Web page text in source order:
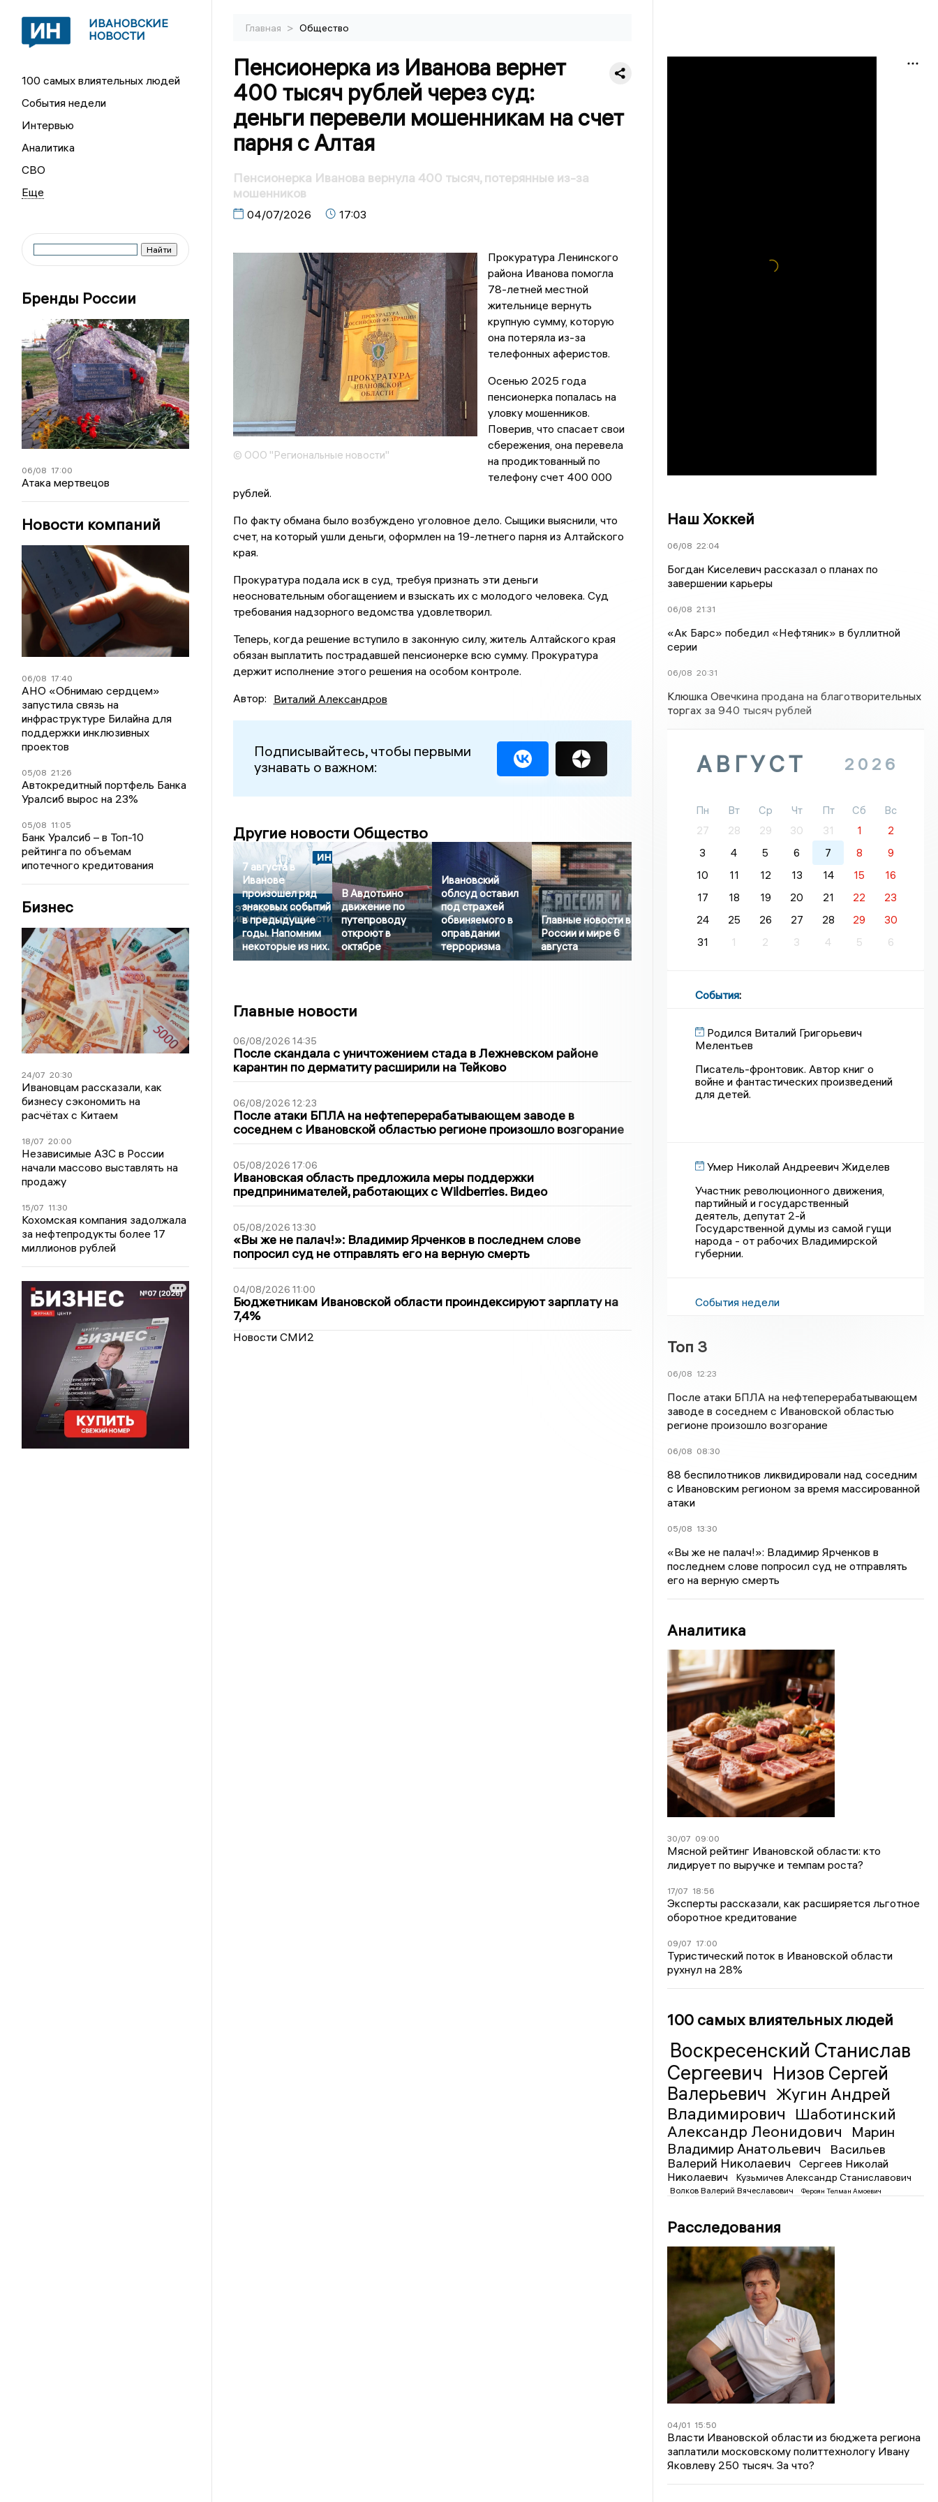
ИВАНОВСКИЕ
НОВОСТИ
100 самых влиятельных людей
События недели
Интервью
Аналитика
СВО
Бренды России
06/08 17:00
Атака мертвецов
Новости компаний
06/08 17:40
АНО «Обнимаю сердцем»
запустила связь на
инфраструктуре Билайна для
поддержки инклюзивных
проектов
05/08 21:26
Автокредитный портфель Банка
Уралсиб вырос на 23%
05/08 11:05
Банк Уралсиб – в Топ-10
рейтинга по объемам
ипотечного кредитования
Бизнес
24/07 20:30
Ивановцам рассказали, как
бизнесу сэкономить на
расчётах с Китаем
18/07 20:00
Независимые АЗС в России
начали массово выставлять на
продажу
15/07 11:30
Кохомская компания задолжала
за нефтепродукты более 17
миллионов рублей
Главная > Общество
Пенсионерка из Иванова вернет
400 тысяч рублей через суд:
деньги перевели мошенникам на счет
парня с Алтая
Пенсионерка Иванова вернула 400 тысяч, потерянные из-за
мошенников
04/07/2026 17:03
© ООО "Региональные новости"
Прокуратура Ленинского
района Иванова помогла
78-летней местной
жительнице вернуть
крупную сумму, которую
она потеряла из-за
телефонных аферистов.
Осенью 2025 года
пенсионерка попалась на
уловку мошенников.
Поверив, что спасает свои
сбережения, она перевела
на продиктованный по
телефону счет 400 000
рублей.
По факту обмана было возбуждено уголовное дело. Сыщики выяснили, что
счет, на который ушли деньги, оформлен на 19-летнего парня из Алтайского
края.
Прокуратура подала иск в суд, требуя признать эти деньги
неосновательным обогащением и взыскать их с молодого человека. Суд
требования надзорного ведомства удовлетворил.
Теперь, когда решение вступило в законную силу, житель Алтайского края
обязан выплатить пострадавшей пенсионерке всю сумму. Прокуратура
держит исполнение этого решения на особом контроле.
Автор: Виталий Александров
Подписывайтесь, чтобы первыми
узнавать о важном:
Другие новости Общество
7 августа в
Иванове
произошел ряд
знаковых событий
в предыдущие
годы. Напомним
некоторые из них.
В Авдотьино
движение по
путепроводу
откроют в
октябре
Ивановский
облсуд оставил
под стражей
обвиняемого в
оправдании
терроризма
Главные новости в
России и мире 6
августа
Главные новости
06/08/2026 14:35
После скандала с уничтожением стада в Лежневском районе
карантин по дерматиту расширили на Тейково
06/08/2026 12:23
После атаки БПЛА на нефтеперерабатывающем заводе в
соседнем с Ивановской областью регионе произошло возгорание
05/08/2026 17:06
Ивановская область предложила меры поддержки
предпринимателей, работающих с Wildberries. Видео
05/08/2026 13:30
«Вы же не палач!»: Владимир Ярченков в последнем слове
попросил суд не отправлять его на верную смерть
04/08/2026 11:00
Бюджетникам Ивановской области проиндексируют зарплату на
7,4%
Новости СМИ2
Наш Хоккей
06/08 22:04
Богдан Киселевич рассказал о планах по
завершении карьеры
06/08 21:31
«Ак Барс» победил «Нефтяник» в буллитной
серии
06/08 20:31
Клюшка Овечкина продана на благотворительных
торгах за 940 тысяч рублей
АВГУСТ 2026
Пн Вт Ср Чт Пт Сб
Вс
27
28 29 30 31 1
2
3
4 5 6 7 8
9
10
11 12 13 14 15
16
17
18 19 20 21 22
23
24
25 26 27 28 29
30
31
1 2 3 4 5 6
События:
Родился Виталий Григорьевич
Мелентьев
Писатель-фронтовик. Автор книг о
войне и фантастических произведений
для детей.
Умер Николай Андреевич Жиделев
Участник революционного движения,
партийный и государственный
деятель, депутат 2-й
Государственной думы из самой гущи
народа - от рабочих Владимирской
губернии.
События недели
Топ 3
06/08 12:23
После атаки БПЛА на нефтеперерабатывающем
заводе в соседнем с Ивановской областью
регионе произошло возгорание
06/08 08:30
88 беспилотников ликвидировали над соседним
с Ивановским регионом за время массированной
атаки
05/08 13:30
«Вы же не палач!»: Владимир Ярченков в
последнем слове попросил суд не отправлять
его на верную смерть
Аналитика
30/07 09:00
Мясной рейтинг Ивановской области: кто
лидирует по выручке и темпам роста?
17/07 18:56
Эксперты рассказали, как расширяется льготное
оборотное кредитование
09/07 17:00
Туристический поток в Ивановской области
рухнул на 28%
100 самых влиятельных людей
Воскресенский Станислав
Сергеевич Низов Сергей
Валерьевич Жугин Андрей
Владимирович
Шаботинский
Александр Леонидович
Марин
Владимир Анатольевич
Васильев
Валерий Николаевич
Сергеев Николай
Николаевич
Кузьмичев Александр Станиславович
Волков Валерий Вячеславович Фероян Телман Амоевич
Расследования
04/01 15:50
Власти Ивановской области из бюджета региона
заплатили московскому политтехнологу Ивану
Яковлеву 250 тысяч. За что?